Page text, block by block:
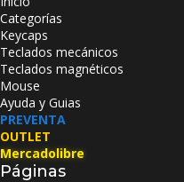
Categorías
Keycaps
Teclados mecánicos
Teclados magnéticos
Mouse
Ayuda y Guias
PREVENTA
OUTLET
Mercadolibre
Páginas